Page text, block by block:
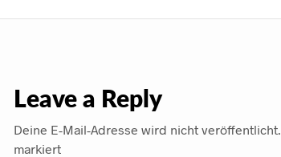
Leave a Reply
Deine E-Mail-Adresse wird nicht veröffentlicht.
markiert